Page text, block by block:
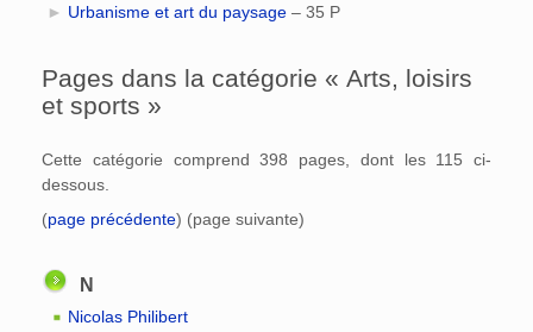
► Urbanisme et art du paysage‎ – 35 P
Pages dans la catégorie « Arts, loisirs
et sports »
Cette catégorie comprend 398 pages, dont les 115 ci-
dessous.
(page précédente) (page suivante)
N
Nicolas Philibert